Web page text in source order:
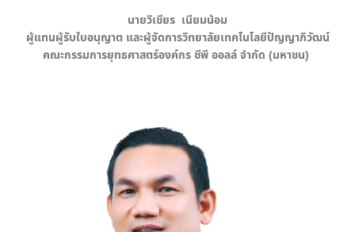
นายวิเชียร เนียมน้อม
ผู้แทนผู้รับใบอนุญาต และผู้จัดการวิทยาลัยเทคโนโลยีปัญญาภิวัฒน์
คณะกรรมการยุทธศาสตร์องค์กร ซีพี ออลล์ จำกัด (มหาชน)